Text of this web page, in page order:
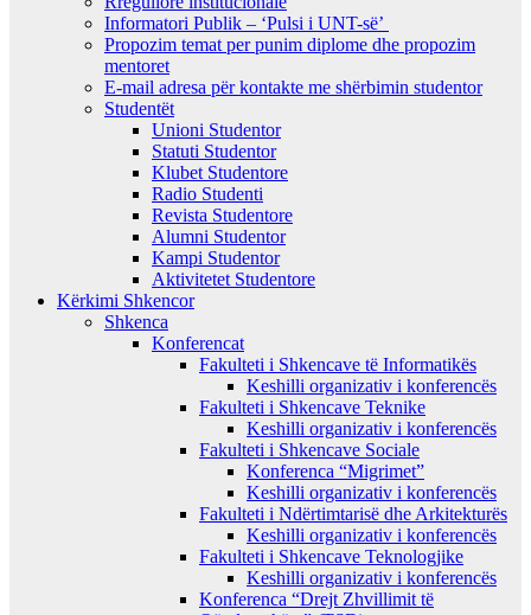
Informatori Publik – ‘Pulsi i UNT-së’
Propozim temat per punim diplome dhe propozim
mentoret
E-mail adresa për kontakte me shërbimin studentor
Studentët
Unioni Studentor
Statuti Studentor
Klubet Studentore
Radio Studenti
Revista Studentore
Alumni Studentor
Kampi Studentor
Aktivitetet Studentore
Kërkimi Shkencor
Shkenca
Konferencat
Fakulteti i Shkencave të Informatikës
Keshilli organizativ i konferencës
Fakulteti i Shkencave Teknike
Keshilli organizativ i konferencës
Fakulteti i Shkencave Sociale
Konferenca “Migrimet”
Keshilli organizativ i konferencës
Fakulteti i Ndërtimtarisë dhe Arkitekturës
Keshilli organizativ i konferencës
Fakulteti i Shkencave Teknologjike
Keshilli organizativ i konferencës
Konferenca “Drejt Zhvillimit të